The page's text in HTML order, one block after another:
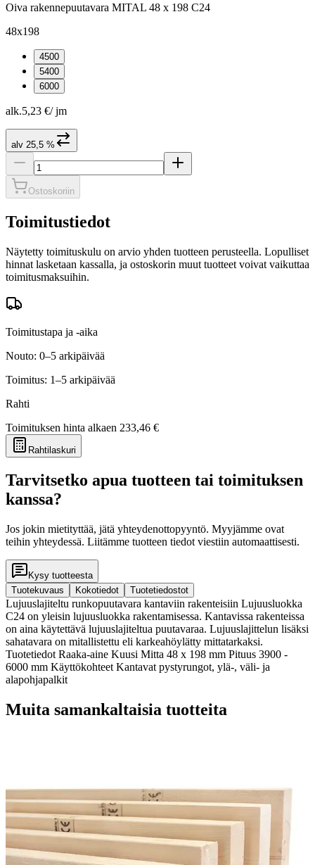
Oiva rakennepuutavara MITAL 48 x 198 C24
48x198
4500
5400
6000
alk.5,23 €/ jm
alv 25,5 %
Ostoskoriin
Toimitustiedot
Näytetty toimituskulu on arvio yhden tuotteen perusteella. Lopulliset
hinnat lasketaan kassalla, ja ostoskorin muut tuotteet voivat vaikuttaa
toimitusmaksuihin.
Toimitustapa ja -aika
Nouto: 0–5 arkipäivää
Toimitus: 1–5 arkipäivää
Rahti
Toimituksen hinta alkaen 233,46 €
Rahtilaskuri
Tarvitsetko apua tuotteen tai toimituksen
kanssa?
Jos jokin mietityttää, jätä yhteydenottopyyntö. Myyjämme ovat
teihin yhteydessä. Liitämme tuotteen tiedot viestiin automaattisesti.
Kysy tuotteesta
Tuotekuvaus
Kokotiedot Tuotetiedostot
Lujuuslajiteltu runkopuutavara kantaviin rakenteisiin Lujuusluokka
C24 on yleisin lujuusluokka rakentamisessa. Kantavissa rakenteissa
on aina käytettävä lujuuslajiteltua puutavaraa. Lujuuslajittelun lisäksi
sahatavara on mitallistettu eli karkeahöylätty mittatarkaksi.
Tuotetiedot Raaka-aine Kuusi Mitta 48 x 198 mm Pituus 3900 -
6000 mm Käyttökohteet Kantavat pystyrungot, ylä-, väli- ja
alapohjapalkit
Muita samankaltaisia tuotteita